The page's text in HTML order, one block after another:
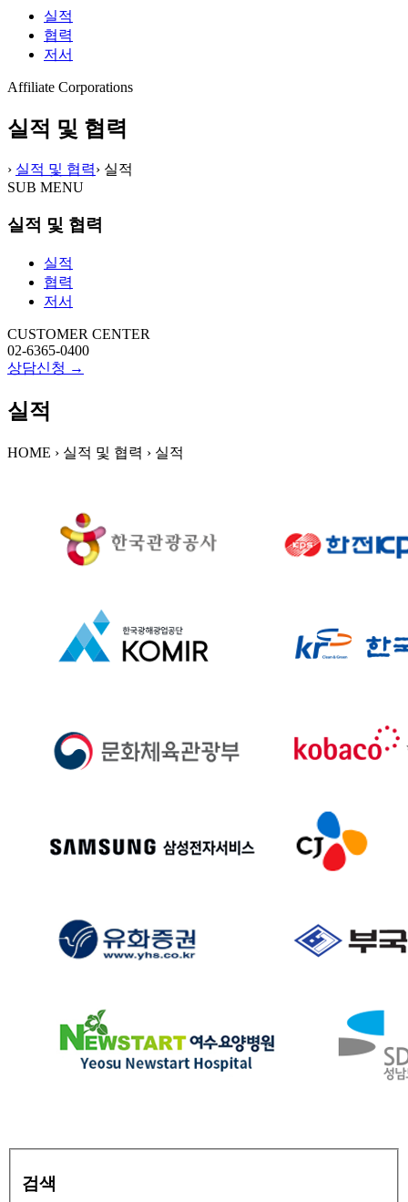
실적
협력
저서
Affiliate Corporations
실적 및 협력
› 실적 및 협력› 실적
SUB MENU
실적 및 협력
실적
협력
저서
CUSTOMER CENTER
02-6365-0400
상담신청 →
실적
HOME › 실적 및 협력 › 실적
검색